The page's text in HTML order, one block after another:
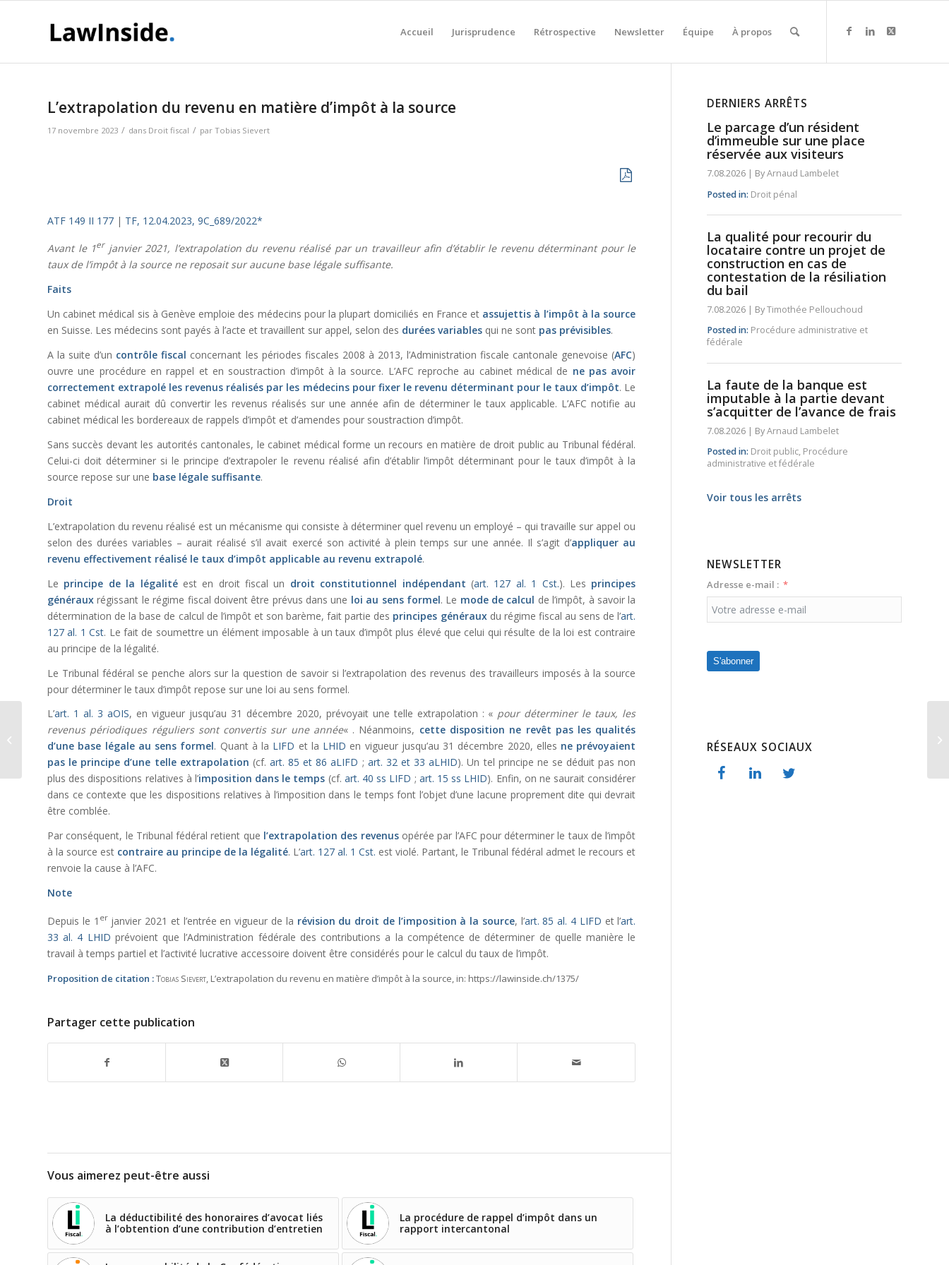
Accueil Jurisprudence Rétrospective Newsletter Équipe À propos
L’extrapolation du revenu en matière d’impôt à la source
17 novembre 2023 / dans Droit fiscal / par Tobias Sievert
ATF 149 II 177 | TF, 12.04.2023, 9C_689/2022*
Avant le 1erjanvier 2021, l’extrapolation du revenu réalisé par un travailleur afin d’établir le revenu déterminant pour le
taux de l’impôt à la source ne reposait sur aucune base légale suffisante.
Faits
Un cabinet médical sis à Genève emploie des médecins pour la plupart domiciliés en France et assujettis à l’impôt à la source
en Suisse. Les médecins sont payés à l’acte et travaillent sur appel, selon des durées variables qui ne sont pas prévisibles.
A la suite d’un contrôle fiscal concernant les périodes fiscales 2008 à 2013, l’Administration fiscale cantonale genevoise (AFC)
ouvre une procédure en rappel et en soustraction d’impôt à la source. L’AFC reproche au cabinet médical de ne pas avoir
correctement extrapolé les revenus réalisés par les médecins pour fixer le revenu déterminant pour le taux d’impôt. Le
cabinet médical aurait dû convertir les revenus réalisés sur une année afin de déterminer le taux applicable. L’AFC notifie au
cabinet médical les bordereaux de rappels d’impôt et d’amendes pour soustraction d’impôt.
Sans succès devant les autorités cantonales, le cabinet médical forme un recours en matière de droit public au Tribunal fédéral.
Celui-ci doit déterminer si le principe d’extrapoler le revenu réalisé afin d’établir l’impôt déterminant pour le taux d’impôt à la
source repose sur une base légale suffisante.
Droit
L’extrapolation du revenu réalisé est un mécanisme qui consiste à déterminer quel revenu un employé – qui travaille sur appel ou
selon des durées variables – aurait réalisé s’il avait exercé son activité à plein temps sur une année. Il s’agit d’appliquer au
revenu effectivement réalisé le taux d’impôt applicable au revenu extrapolé.
Le principe de la légalitéest en droit fiscal un droit constitutionnel indépendant (art. 127 al. 1 Cst.). Les principes
généraux régissant le régime fiscal doivent être prévus dans une loi au sens formel. Le mode de calcul de l’impôt, à savoir la
détermination de la base de calcul de l’impôt et son barème, fait partie des principes générauxdu régime fiscal au sens de l’art.
127 al. 1 Cst. Le fait de soumettre un élément imposable à un taux d’impôt plus élevé que celui qui résulte de la loi est contraire
au principe de la légalité.
Le Tribunal fédéral se penche alors sur la question de savoir si l’extrapolation des revenus des travailleurs imposés à la source
pour déterminer le taux d’impôt repose sur une loi au sens formel.
L’art. 1 al. 3 aOIS, en vigueur jusqu’au 31 décembre 2020, prévoyait une telle extrapolation : « pour déterminer le taux, les
revenus périodiques réguliers sont convertis sur une année« . Néanmoins, cette disposition ne revêt pas les qualités
d’une base légale au sens formel. Quant à la LIFD et la LHID en vigueur jusqu’au 31 décembre 2020, elles ne prévoyaient
pas le principe d’une telle extrapolation (cf. art. 85 et 86 aLIFD ; art. 32 et 33 aLHID). Un tel principe ne se déduit pas non
plus des dispositions relatives à l’imposition dans le temps (cf. art. 40 ss LIFD ; art. 15 ss LHID). Enfin, on ne saurait considérer
dans ce contexte que les dispositions relatives à l’imposition dans le temps font l’objet d’une lacune proprement dite qui devrait
être comblée.
Par conséquent, le Tribunal fédéral retient que l’extrapolation des revenusopérée par l’AFC pour déterminer le taux de l’impôt
à la source est contraire au principe de la légalité. L’art. 127 al. 1 Cst. est violé. Partant, le Tribunal fédéral admet le recours et
renvoie la cause à l’AFC.
Note
Depuis le 1 erjanvier 2021 et l’entrée en vigueur de la révision du droit de l’imposition à la source, l’art. 85 al. 4 LIFD et l’art.
33 al. 4 LHID prévoient que l’Administration fédérale des contributions a la compétence de déterminer de quelle manière le
travail à temps partiel et l’activité lucrative accessoire doivent être considérés pour le calcul du taux de l’impôt.
Proposition de citation :Tobias Sievert, L’extrapolation du revenu en matière d’impôt à la source, in: https://lawinside.ch/1375/
Partager cette publication
Vous aimerez peut-être aussi
La déductibilité des honoraires d’avocat liés
à l’obtention d’une contribution d’entretien
La procédure de rappel d’impôt dans un
rapport intercantonal
DERNIERS ARRÊTS
Le parcage d’un résident
d’immeuble sur une place
réservée aux visiteurs
7.08.2026 | ByArnaud Lambelet
Posted in: Droit pénal
La qualité pour recourir du
locataire contre un projet de
construction en cas de
contestation de la résiliation
du bail
7.08.2026 | ByTimothée Pellouchoud
Posted in: Procédure administrative et
fédérale
La faute de la banque est
imputable à la partie devant
s’acquitter de l’avance de frais
7.08.2026 | ByArnaud Lambelet
Posted in: Droit public, Procédure
administrative et fédérale
Voir tous les arrêts
NEWSLETTER
Adresse e-mail :
S'abonner
RÉSEAUX SOCIAUX
Blocage partiel d’un
centre commercial :
une démarche de
protestation...